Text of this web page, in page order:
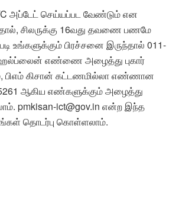
அப்டேட் செய்யப்பட வேண்டும் என
சிலருக்கு 16வது தவணை பணமே
உங்களுக்கும் பிரச்சனை இருந்தால் 011-
எண்ணை அழைத்து புகார்
பிஎம் கிசான் கட்டணமில்லா எண்ணான
ஆகிய எண்களுக்கும் அழைத்து
pmkisan-ict@gov.in என்ற இந்த
தொடர்பு கொள்ளலாம்.